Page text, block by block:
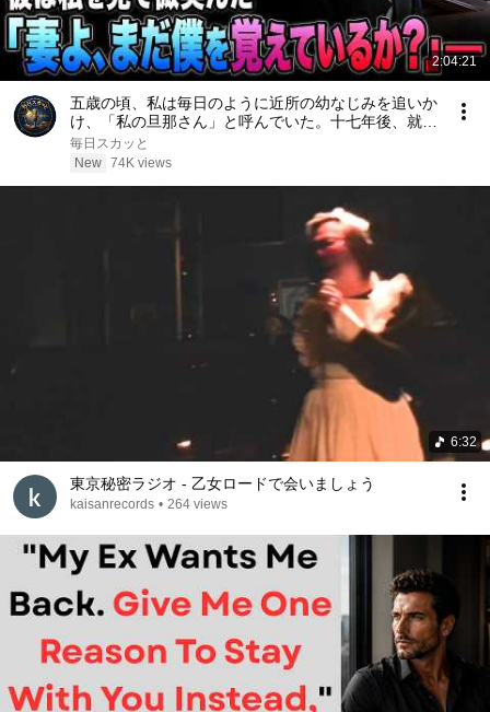
2:04:21
五歳の頃、私は毎日のように近所の幼なじみを追いか
け、「私の旦那さん」と呼んでいた。十七年後、就職
面接で社長室へ入ると、彼は私を見て微笑んだ。「妻
よ、まだ僕を覚えているか？」――
毎日スカッと
New 74K views
6:32
東京秘密ラジオ - 乙女ロードで会いましょう
kaisanrecords • 264 views